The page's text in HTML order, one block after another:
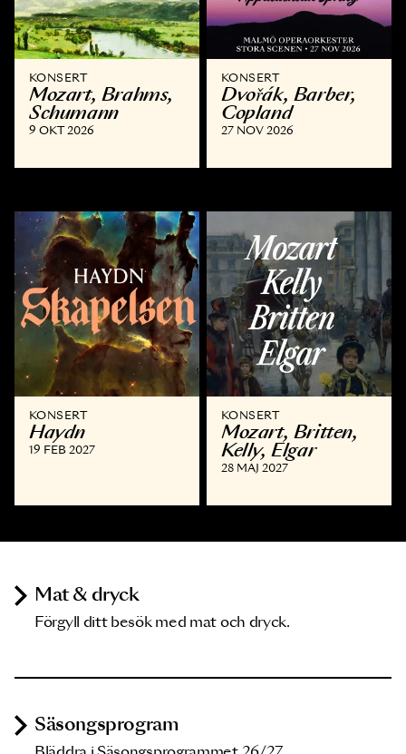
KONSERT
Mozart, Brahms,
Schumann
9 OKT 2026
KONSERT
Dvořák, Barber,
Copland
27 NOV 2026
KONSERT
Haydn
19 FEB 2027
KONSERT
Mozart, Britten,
Kelly, Elgar
28 MAJ 2027
Mat & dryck
Förgyll ditt besök med mat och dryck.
Säsongsprogram